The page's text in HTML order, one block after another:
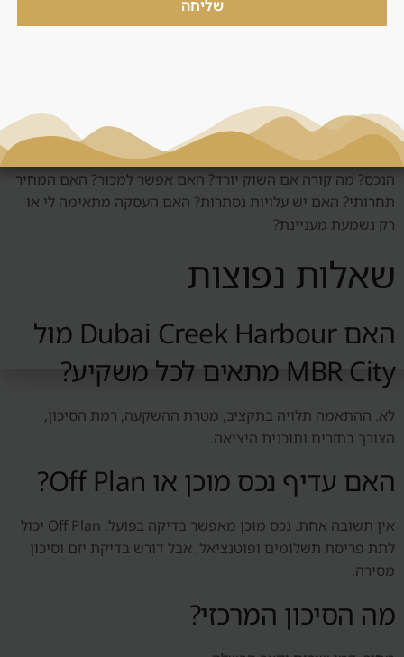
שאלות שצריך לשאול לפני
לפני החלטה סביב Creek Harbour מול MBR City, צריך לשאול:
מי השוכר הטבעי? האם יש ביקוש אמיתי? כמה עולה לנהל את
הנכס? מה קורה אם השוק יורד? האם אפשר למכור? האם המחיר
תחרותי? האם יש עלויות נסתרות? האם העסקה מתאימה לי או
רק נשמעת מעניינת?
שאלות נפוצות
האם Dubai Creek Harbour מול
MBR City מתאים לכל משקיע?
לא. ההתאמה תלויה בתקציב, מטרת ההשקעה, רמת הסיכון,
הצורך בתזרים ותוכנית היציאה.
האם עדיף נכס מוכן או Off Plan?
אין תשובה אחת. נכס מוכן מאפשר בדיקה בפועל, Off Plan יכול
לתת פריסת תשלומים ופוטנציאל, אבל דורש בדיקת יזם וסיכון
מסירה.
מה הסיכון המרכזי?
שליחה